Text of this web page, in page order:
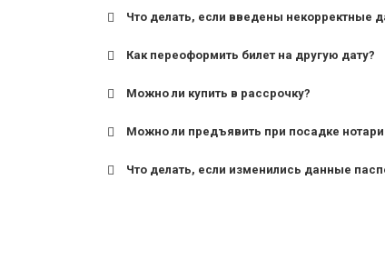
Что делать, если введены некорректные
Как переоформить билет на другую дату?
Можно ли купить в рассрочку?
Можно ли предъявить при посадке
Что делать, если изменились данные